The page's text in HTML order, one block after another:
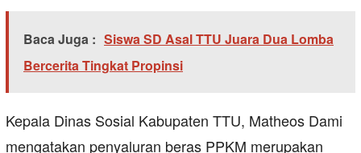
Baca Juga : Siswa SD Asal TTU Juara Dua Lomba
Bercerita Tingkat Propinsi
Kepala Dinas Sosial Kabupaten TTU, Matheos Dami
mengatakan penyaluran beras PPKM merupakan